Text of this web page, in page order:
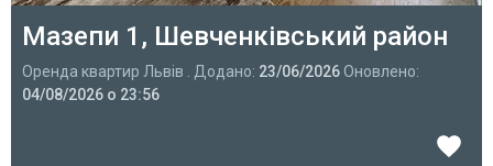
Мазепи 1, Шевченківський район
Оренда квартир Львів . Додано: 23/06/2026 Оновлено:
04/08/2026 о 23:56